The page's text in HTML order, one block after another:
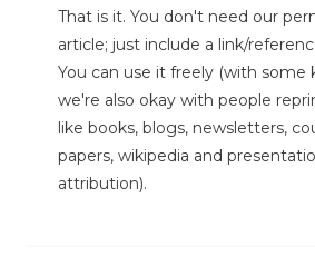
That is it. You don't need our
article; just include a link/
You can use it freely (with some
we're also okay with people
like books, blogs, newsletters,
papers, wikipedia and
attribution).